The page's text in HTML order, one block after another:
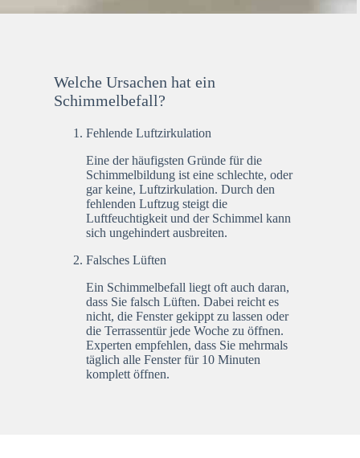
Welche Ursachen hat ein
Schimmelbefall?
Fehlende Luftzirkulation
Eine der häufigsten Gründe für die
Schimmelbildung ist eine schlechte, oder
gar keine, Luftzirkulation. Durch den
fehlenden Luftzug steigt die
Luftfeuchtigkeit und der Schimmel kann
sich ungehindert ausbreiten.
Falsches Lüften
Ein Schimmelbefall liegt oft auch daran,
dass Sie falsch Lüften. Dabei reicht es
nicht, die Fenster gekippt zu lassen oder
die Terrassentür jede Woche zu öffnen.
Experten empfehlen, dass Sie mehrmals
täglich alle Fenster für 10 Minuten
komplett öffnen.